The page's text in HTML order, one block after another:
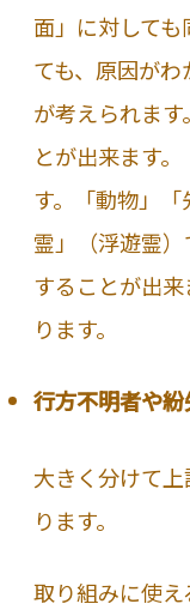
面」に対して
ても、原因がわ
が考えられま
とが出来ます
す。「動物」
霊」（浮遊霊
することが出
ります。
行方不明者や紛
大きく分けて
ります。
取り組みに使